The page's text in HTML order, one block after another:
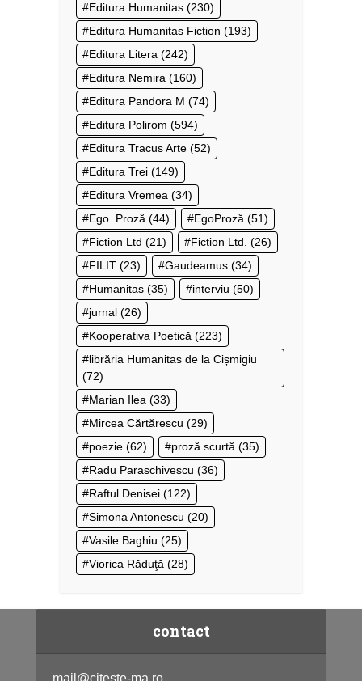
Editura Humanitas (230)
Editura Humanitas Fiction (193)
Editura Litera (242)
Editura Nemira (160)
Editura Pandora M (74)
Editura Polirom (594)
Editura Tracus Arte (52)
Editura Trei (149)
Editura Vremea (34)
Ego. Proză (44) EgoProză (51)
Fiction Ltd (21) Fiction Ltd. (26)
FILIT (23) Gaudeamus (34)
Humanitas (35) interviu (50)
jurnal (26)
Kooperativa Poetică (223)
librăria Humanitas de la Cișmigiu
(72)
Marian Ilea (33)
Mircea Cărtărescu (29)
poezie (62) proză scurtă (35)
Radu Paraschivescu (36)
Raftul Denisei (122)
Simona Antonescu (20)
Vasile Baghiu (25)
Viorica Răduţă (28)
contact